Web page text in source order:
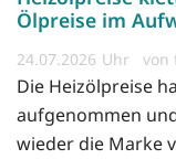
Ölpreise im
24.07.2026 von
Die Heizölpreise
aufgenommen
wieder die Marke